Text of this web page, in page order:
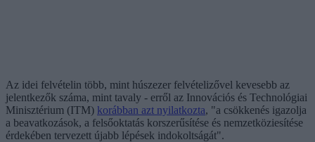
Az idei felvételin több, mint húszezer felvételizővel kevesebb az
jelentkezők száma, mint tavaly - erről az Innovációs és Technológiai
Minisztérium (ITM) korábban azt nyilatkozta, "a csökkenés igazolja
a beavatkozások, a felsőoktatás korszerűsítése és nemzetköziesítése
érdekében tervezett újabb lépések indokoltságát".